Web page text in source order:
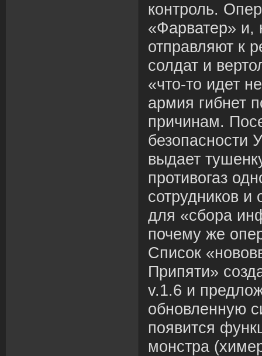
контроль.
«Фарватер» и,
отправляют к
солдат и
«что-то идет
армия гибнет
причинам.
безопасности
выдает
противогаз
сотрудников и
для «сбора
почему же
Список
Припяти»
v.1.6 и
обновленную
появится
монстра